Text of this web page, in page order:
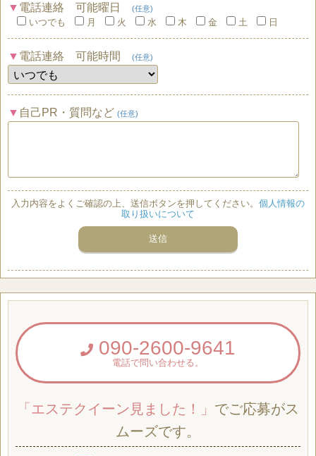
電話連絡 可能曜日 (任意)
いつでも 月 火 水 木 金 土 日
電話連絡 可能時間 (任意)
自己PR・質問など (任意)
入力内容をよくご確認の上、送信ボタンを押してください。 個人情報の
取り扱いについて
090-2600-9641
電話で問い合わせる。
「エステクイーン見ました！」 でご応募がス
ムーズです。